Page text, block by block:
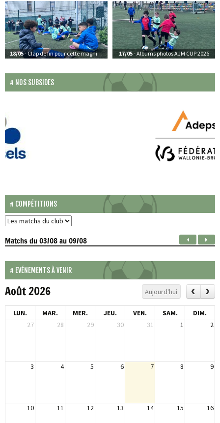
18/05- Clap de fin pour cette magnifique édition de l’AJM CUP 2026 17/05- Albums photos AJM CUP 2026
NOS SUBSIDES
COMPÉTITIONS
Matchsdu 03/08 au 09/08
EVÉNEMENTS À VENIR
Août 2026 Aujourd'hui
LUN. MAR. MER. JEU. VEN. SAM.
DIM.
27
28 29 30 31 1 2
3 4 5 6 7 8 9
10 11 12 13 14 15 16